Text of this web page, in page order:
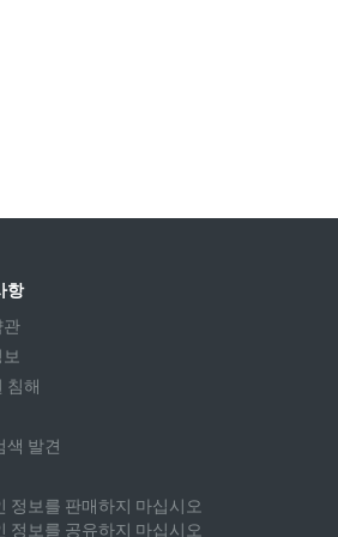
항
관
침해
색 발견
정보를 판매하지 마십시오
정보를 공유하지 마십시오